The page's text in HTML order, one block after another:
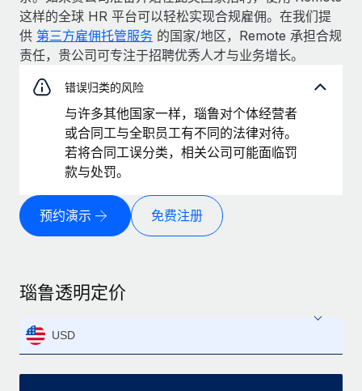
这样的全球 HR 平台可以轻松实现合规雇佣。在我们提
供 第三方雇佣托管服务 的国家/地区，Remote 承担合规
责任，贵公司可专注于招聘优秀人才与业务增长。
错误归类的风险
与许多其他国家一样，瑙鲁对个体经营者
或合同工与全职员工有不同的法律对待。
若将合同工误分类，相关公司可能面临罚
款与处罚。
预约演示 免费注册
瑙鲁透明定价
USD